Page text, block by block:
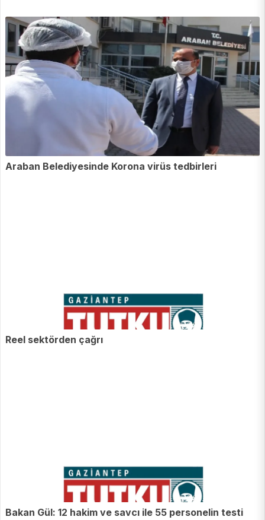
Araban Belediyesinde Korona virüs tedbirleri
Reel sektörden çağrı
Bakan Gül: 12 hakim ve savcı ile 55 personelin testi